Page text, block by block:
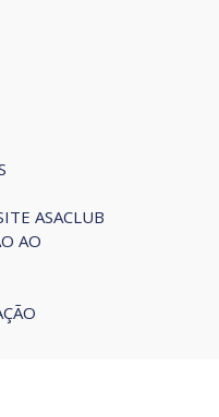
ASACLUB
AO